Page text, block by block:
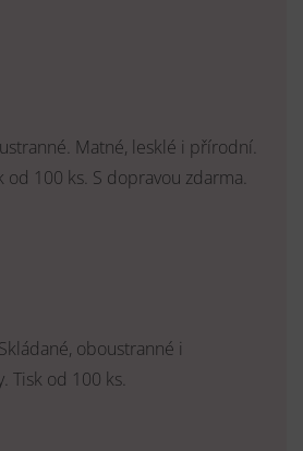
Matné, lesklé i přírodní.
od 100 ks. S dopravou zdarma.
oboustranné i
Tisk od 100 ks.